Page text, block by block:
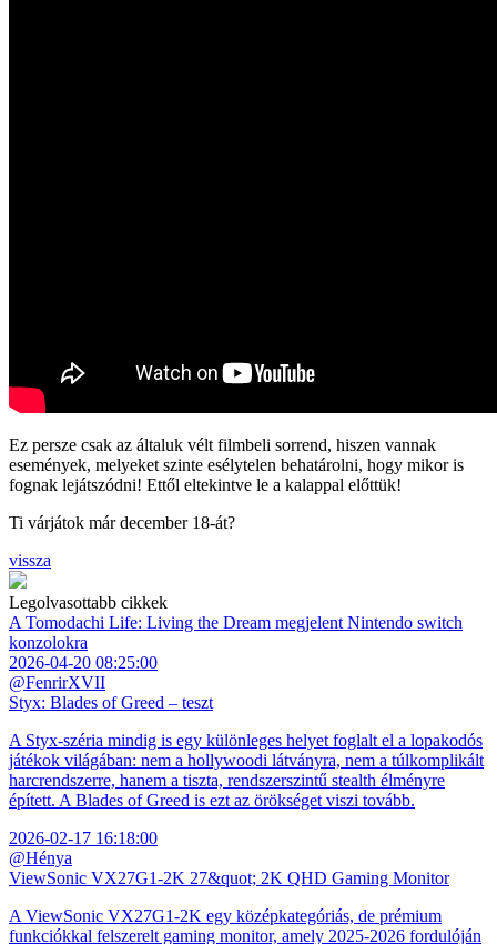
Ez persze csak az általuk vélt filmbeli sorrend, hiszen vannak
események, melyeket szinte esélytelen behatárolni, hogy mikor is
fognak lejátszódni! Ettől eltekintve le a kalappal előttük!
Ti várjátok már december 18-át?
vissza
Legolvasottabb cikkek
A Tomodachi Life: Living the Dream megjelent Nintendo switch
konzolokra
2026-04-20 08:25:00
@FenrirXVII
Styx: Blades of Greed – teszt
A Styx-széria mindig is egy különleges helyet foglalt el a lopakodós
játékok világában: nem a hollywoodi látványra, nem a túlkomplikált
harcrendszerre, hanem a tiszta, rendszerszintű stealth élményre
épített. A Blades of Greed is ezt az örökséget viszi tovább.
2026-02-17 16:18:00
@Hénya
ViewSonic VX27G1-2K 27&quot; 2K QHD Gaming Monitor
A ViewSonic VX27G1-2K egy középkategóriás, de prémium
funkciókkal felszerelt gaming monitor, amely 2025-2026 fordulóján